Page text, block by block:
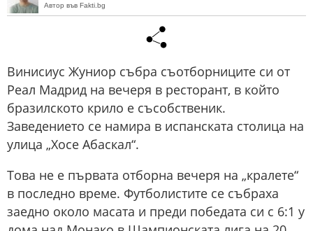
Автор във Fakti.bg
Винисиус Жуниор събра съотборниците си от
Реал Мадрид на вечеря в ресторант, в който
бразилското крило е съсобственик.
Заведението се намира в испанската столица на
улица „Хосе Абаскал“.
Това не е първата отборна вечеря на „кралете“
в последно време. Футболистите се събраха
заедно около масата и преди победата си с 6:1 у